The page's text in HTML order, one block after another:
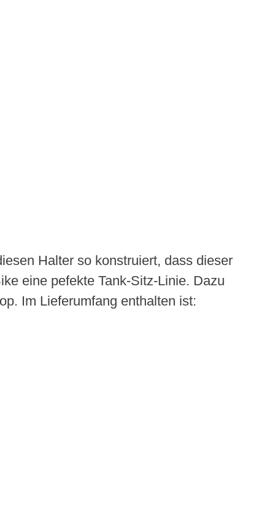
Halter so konstruiert, dass dieser
eine pefekte Tank-Sitz-Linie. Dazu
Im Lieferumfang enthalten ist: